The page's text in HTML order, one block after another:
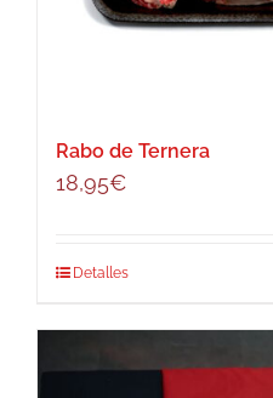
Rabo de Ternera
18,95€
Detalles